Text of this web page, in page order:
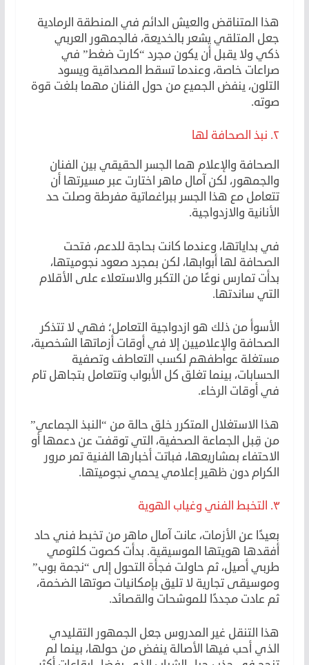
هذا المتناقض والعيش الدائم في المنطقة الرمادية
جعل المتلقي يشعر بالخديعة، فالجمهور العربي
ذكي ولا يقبل أن يكون مجرد “كارت ضغط” في
صراعات خاصة، وعندما تسقط المصداقية ويسود
التلون، ينفض الجميع من حول الفنان مهما بلغت قوة
صوته.
٢. نبذ الصحافة لها
الصحافة والإعلام هما الجسر الحقيقي بين الفنان
والجمهور، لكن آمال ماهر اختارت عبر مسيرتها أن
تتعامل مع هذا الجسر ببراغماتية مفرطة وصلت حد
الأنانية والازدواجية.
في بداياتها، وعندما كانت بحاجة للدعم، فتحت
الصحافة لها أبوابها، لكن بمجرد صعود نجوميتها،
بدأت تمارس نوعًا من التكبر والاستعلاء على الأقلام
التي ساندتها.
الأسوأ من ذلك هو ازدواجية التعامل؛ فهي لا تتذكر
الصحافة والإعلاميين إلا في أوقات أزماتها الشخصية،
مستغلة عواطفهم لكسب التعاطف وتصفية
الحسابات، بينما تغلق كل الأبواب وتتعامل بتجاهل تام
في أوقات الرخاء.
هذا الاستغلال المتكرر خلق حالة من “النبذ الجماعي”
من قِبل الجماعة الصحفية، التي توقفت عن دعمها أو
الاحتفاء بمشاريعها، فباتت أخبارها الفنية تمر مرور
الكرام دون ظهير إعلامي يحمي نجوميتها.
٣. التخبط الفني وغياب الهوية
بعيدًا عن الأزمات، عانت آمال ماهر من تخبط فني حاد
أفقدها هويتها الموسيقية. بدأت كصوت كلثومي
طربي أصيل، ثم حاولت فجأة التحول إلى “نجمة بوب”
وموسيقى تجارية لا تليق بإمكانيات صوتها الضخمة،
ثم عادت مجددًا للموشحات والقصائد.
هذا التنقل غير المدروس جعل الجمهور التقليدي
الذي أحب فيها الأصالة ينفض من حولها، بينما لم